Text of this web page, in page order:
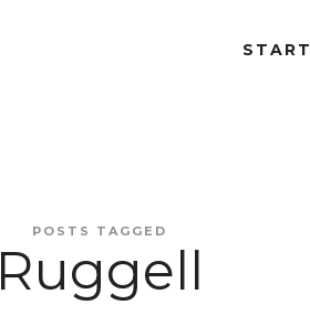
START
POSTS TAGGED
Ruggell